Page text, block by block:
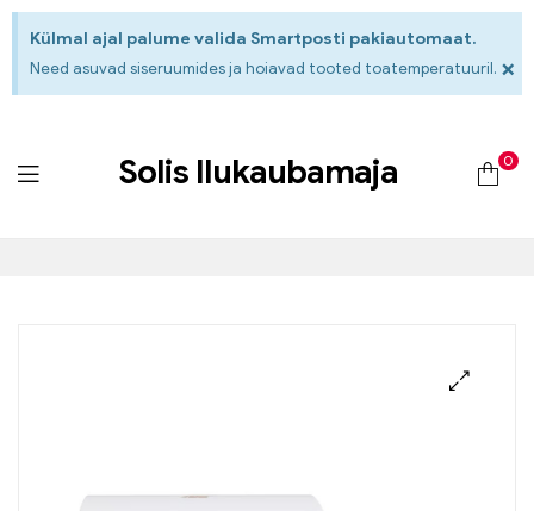
Külmal ajal palume valida Smartposti pakiautomaat.
Need asuvad siseruumides ja hoiavad tooted toatemperatuuril. ×
Solis Ilukaubamaja 0